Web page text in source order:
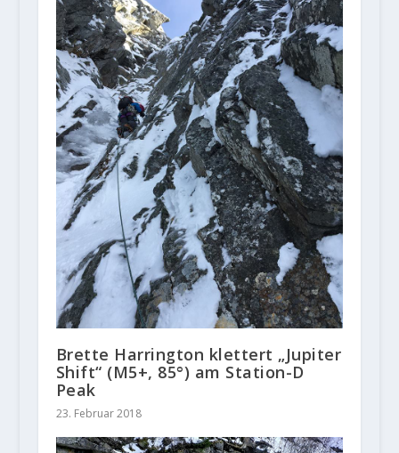
Brette Harrington klettert „Jupiter
Shift“ (M5+, 85°) am Station-D
Peak
23. Februar 2018